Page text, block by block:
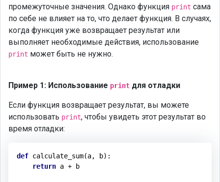
промежуточные значения. Однако функция print сама
по себе не влияет на то, что делает функция. В случаях,
когда функция уже возвращает результат или
выполняет необходимые действия, использование
print может быть не нужно.
Пример 1: Использование print для отладки
Если функция возвращает результат, вы можете
использовать print, чтобы увидеть этот результат во
время отладки:
def calculate_sum(a, b) :
return a + b